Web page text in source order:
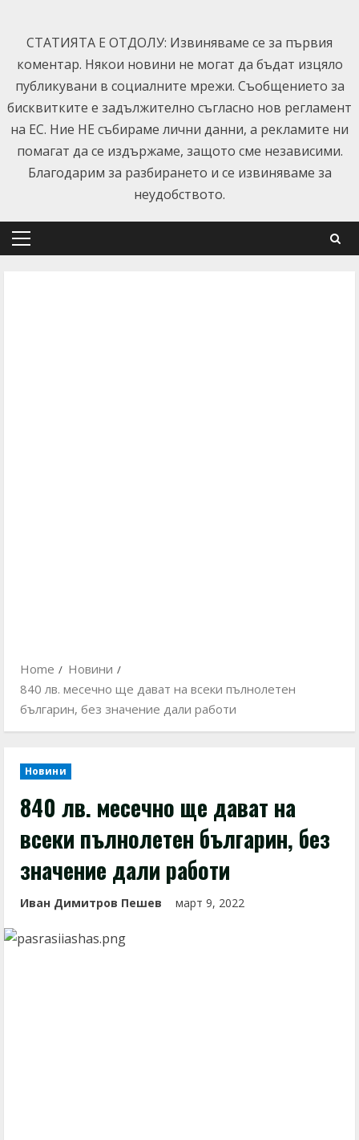
content
СТАТИЯТА Е ОТДОЛУ: Извиняваме се за първия
коментар. Някои новини не могат да бъдат изцяло
публикувани в социалните мрежи. Съобщението за
бисквитките е задължително съгласно нов регламент
на ЕС. Ние НЕ събираме лични данни, а рекламите ни
помагат да се издържаме, защото сме независими.
Благодарим за разбирането и се извиняваме за
неудобството.
Primary
Home
Новини
840 лв. месечно ще дават на всеки пълнолетен
българин, без значение дали работи
Новини
840 лв. месечно ще дават на
всеки пълнолетен българин, без
значение дали работи
Иван Димитров Пешев март 9, 2022